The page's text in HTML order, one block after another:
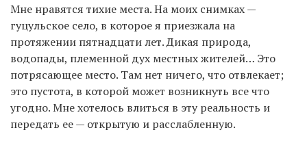
Мне нравятся тихие места. На моих снимках —
гуцульское село, в которое я приезжала на
протяжении пятнадцати лет. Дикая природа,
водопады, племенной дух местных жителей… Это
потрясающее место. Там нет ничего, что отвлекает;
это пустота, в которой может возникнуть все что
угодно. Мне хотелось влиться в эту реальность и
передать ее — открытую и расслабленную.